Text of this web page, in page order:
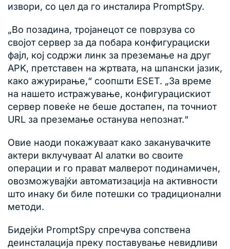
извори, со цел да го инсталира PromptSpy.
„Во позадина, тројанецот се поврзува со
својот сервер за да побара конфигурациски
фајл, кој содржи линк за преземање на друг
APK, претставен на жртвата, на шпански јазик,
како ажурирање,“ соопшти ESET. „За време
на нашето истражување, конфигурацискиот
сервер повеќе не беше достапен, па точниот
URL за преземање останува непознат.“
Овие наоди покажуваат како заканувачките
актери вклучуваат AI алатки во своите
операции и го прават малверот подинамичен,
овозможувајќи автоматизација на активности
што инаку би биле потешки со традиционални
методи.
Бидејќи PromptSpy спречува сопствена
деинсталација преку поставување невидливи